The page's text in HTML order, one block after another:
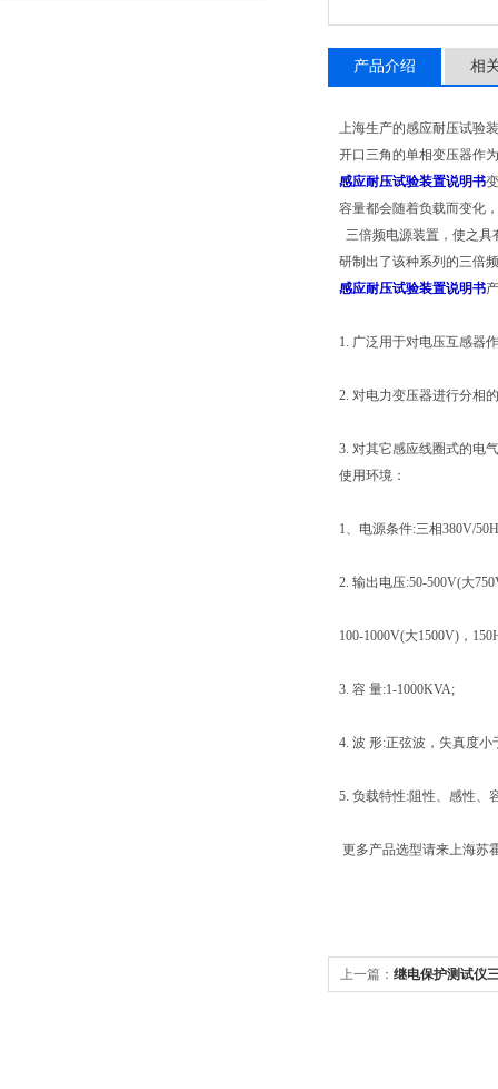
产品介绍 相
上海生产的感应耐压试验
开口三角的单相变压器作
感应耐压试验装置说明书
容量都会随着负载而变化
三倍频电源装置，使之
研制出了该种系列的三倍
感应耐压试验装置说明书
1. 广泛用于对电压互感器
2. 对电力变压器进行分相
3. 对其它感应线圈式的电
使用环境：
1、电源条件:三相380V/
2. 输出电压:50-500V(大
100-1000V(大1500V)，
3. 容 量:1-1000KVA;
4. 波 形:正弦波，失真度小
5. 负载特性:阻性、感性、
更多产品选型请来上海苏
上一篇： 继电保护测试仪